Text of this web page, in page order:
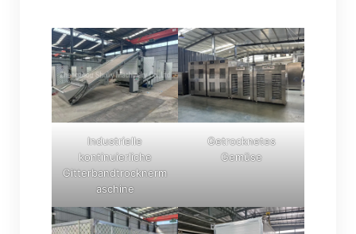
Industrielle
kontinuierliche
Gitterbandtrocknerm
aschine
Getrocknetes
Gemüse